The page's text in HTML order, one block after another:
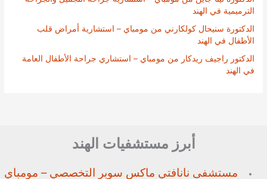
الترميمية في الهند
الدكتورة سنيحال كولكارني من مومباي – استشارية أمراض قلب
الأطفال في الهند
الدكتور راجيف ريدكار من مومباي – استشاري جراحة الأطفال العامة
في الهند
أبرز مستشفيات الهند
مستشفى نانافتي ماكس سوبر التخصصي – مومباي